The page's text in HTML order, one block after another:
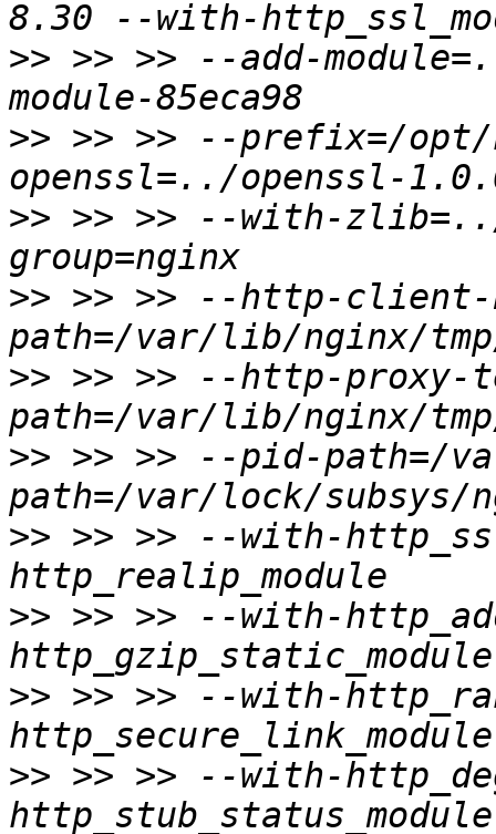
>> >> >> --add-
>> >> >> --prefix=/
>> >> >> --with-
>> >> >> --http-client-
>> >> >> --http-proxy-
>> >> >> --pid-path=/
>> >> >> --with-
>> >> >> --with-
>> >> >> --with-
>> >> >> --with-